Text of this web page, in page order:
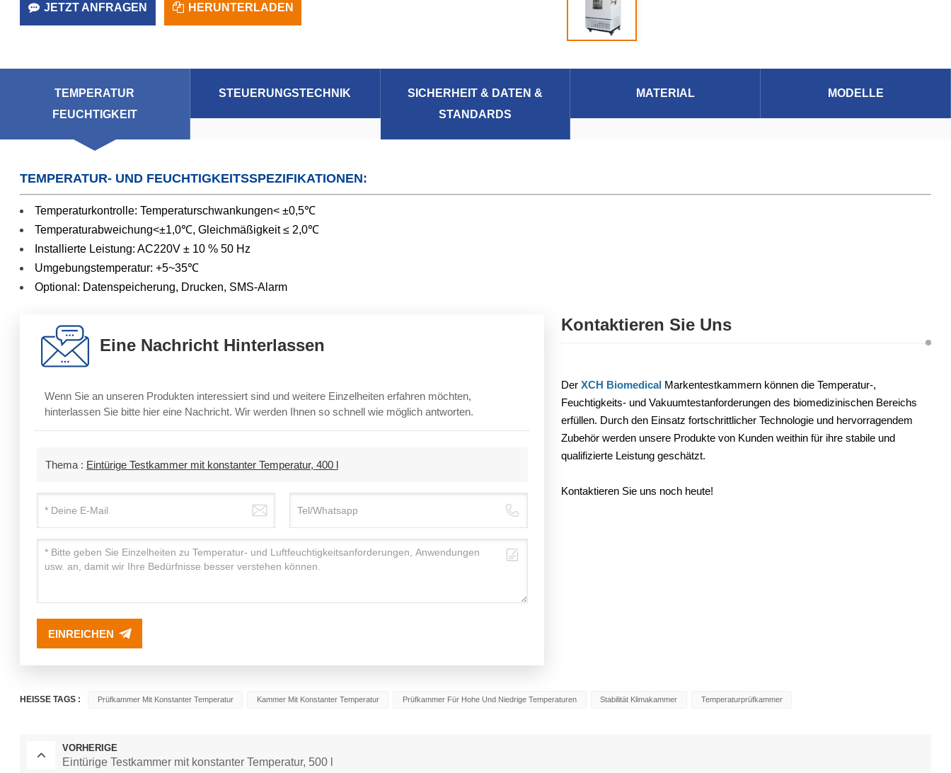
JETZT ANFRAGEN HERUNTERLADEN
TEMPERATUR
FEUCHTIGKEIT
STEUERUNGSTECHNIK
SICHERHEIT & DATEN &
STANDARDS
MATERIAL MODELLE
TEMPERATUR- UND FEUCHTIGKEITSSPEZIFIKATIONEN:
Temperaturkontrolle: Temperaturschwankungen< ±0,5℃
Temperaturabweichung<±1,0℃, Gleichmäßigkeit ≤ 2,0℃
Installierte Leistung: AC220V ± 10 % 50 Hz
Umgebungstemperatur: +5~35℃
Optional: Datenspeicherung, Drucken, SMS-Alarm
Eine Nachricht Hinterlassen
Wenn Sie an unseren Produkten interessiert sind und weitere Einzelheiten erfahren möchten,
hinterlassen Sie bitte hier eine Nachricht. Wir werden Ihnen so schnell wie möglich antworten.
Thema : Eintürige Testkammer mit konstanter Temperatur, 400 l
EINREICHEN
Kontaktieren Sie Uns
DerXCH Biomedical Markentestkammern können die Temperatur-,
Feuchtigkeits- und Vakuumtestanforderungen des biomedizinischen Bereichs
erfüllen. Durch den Einsatz fortschrittlicher Technologie und hervorragendem
Zubehör werden unsere Produkte von Kunden weithin für ihre stabile und
qualifizierte Leistung geschätzt.
Kontaktieren Sie uns noch heute!
HEISSE TAGS : Prüfkammer Mit Konstanter Temperatur Kammer Mit Konstanter Temperatur Prüfkammer Für Hohe Und Niedrige Temperaturen Stabilität Klimakammer Temperaturprüfkammer
VORHERIGE
Eintürige Testkammer mit konstanter Temperatur, 500 l